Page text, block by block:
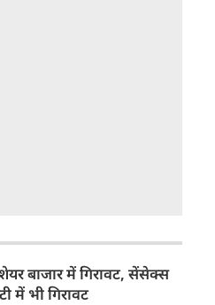
बाजार में गिरावट, सेंसेक्स
में भी गिरावट